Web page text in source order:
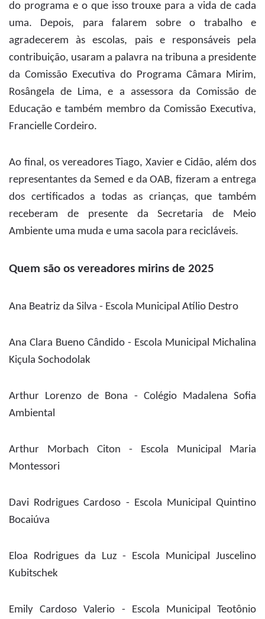
do programa e o que isso trouxe para a vida de cada
uma. Depois, para falarem sobre o trabalho e
agradecerem às escolas, pais e responsáveis pela
contribuição, usaram a palavra na tribuna a presidente
da Comissão Executiva do Programa Câmara Mirim,
Rosângela de Lima, e a assessora da Comissão de
Educação e também membro da Comissão Executiva,
Francielle Cordeiro.
Ao final, os vereadores Tiago, Xavier e Cidão, além dos
representantes da Semed e da OAB, fizeram a entrega
dos certificados a todas as crianças, que também
receberam de presente da Secretaria de Meio
Ambiente uma muda e uma sacola para recicláveis.
Quem são os vereadores mirins de 2025
Ana Beatriz da Silva - Escola Municipal Atílio Destro
Ana Clara Bueno Cândido - Escola Municipal Michalina
Kiçula Sochodolak
Arthur Lorenzo de Bona - Colégio Madalena Sofia
Ambiental
Arthur Morbach Citon - Escola Municipal Maria
Montessori
Davi Rodrigues Cardoso - Escola Municipal Quintino
Bocaiúva
Eloa Rodrigues da Luz - Escola Municipal Juscelino
Kubitschek
Emily Cardoso Valerio - Escola Municipal Teotônio